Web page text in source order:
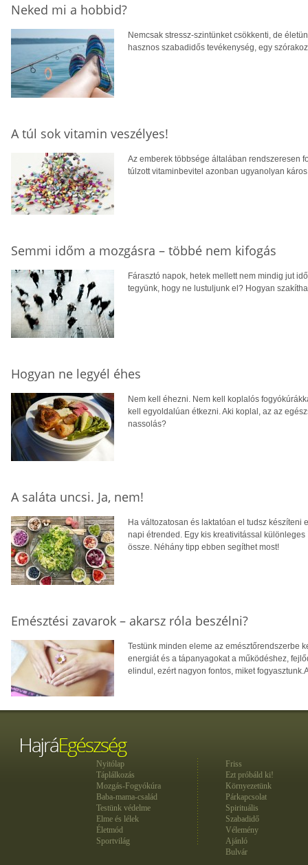
Neked mi a hobbid?
Nemcsak stressz-szintünket csökkenti, de
hasznos szabadidős tevékenység, egy
A túl sok vitamin veszélyes!
Az emberek többsége általában rendszeresen
túlzott vitaminbevitel azonban ugyanolyan
Semmi időm a mozgásra – többé nem kifogás
Fárasztó napok, hetek mellett nem mindig jut
tegyünk, hogy ne lustuljunk el? Hogyan
Hogyan ne legyél éhes
Nem kell éhezni. Nem kell koplalós
kell egyoldalúan étkezni. Aki koplal, az az
nassolás?
A saláta uncsi. Ja, nem!
Ha változatosan és laktatóan el tudsz készíteni
napi étrended. Egy kis kreativitással
össze. Néhány tipp ebben segíthet most!
Emésztési zavarok – akarsz róla beszélni?
Testünk minden eleme az emésztőrendszerbe
energiát és a tápanyagokat a működéshez,
elindul, ezért nagyon fontos, miket
Nyitólap
Táplálkozás
Mozgás-Fogyókúra
Baba-mama-család
Testünk védelme
Elme és lélek
Életmód
Sportvilág
Friss
Ezt próbáld ki!
Környezetünk
Párkapcsolat
Spirituális
Szabadidő
Vélemény
Ajánló
Bulvár